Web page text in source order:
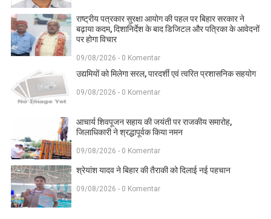
राष्ट्रीय पत्रकार सुरक्षा आयोग की पहल पर बिहार सरकार ने
बढ़ाया कदम, दिशानिर्देश के बाद डिजिटल और पत्रिका के आवेदनों
पर होगा विचार
09/08/2026 - 0 Komentar
उद्यमियों को मिलेगा सरल, पारदर्शी एवं त्वरित प्रशासनिक सहयोग
09/08/2026 - 0 Komentar
आचार्य शिवपूजन सहाय की जयंती पर राजकीय समारोह,
जिलाधिकारी ने श्रद्धापूर्वक किया नमन
09/08/2026 - 0 Komentar
श्रेयांश यादव ने बिहार की तैराकी को दिलाई नई पहचान
09/08/2026 - 0 Komentar